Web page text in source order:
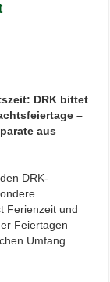
DRK bittet
–
aus
DRK-
Ferienzeit und
Feiertagen
Umfang